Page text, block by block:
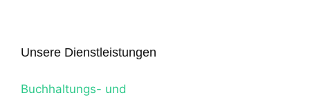
Unsere Dienstleistungen
Buchhaltungs- und